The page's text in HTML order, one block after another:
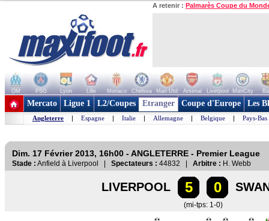
A retenir : Palmarès Coupe du
OM PSG Lyon Lille Monaco Chelsea Man Utd Arsenal Liverpool ManCity
+ de clubs
Mercato Ligue 1 L2/Coupes Etranger Coupe d'Europe Les
Angleterre | Espagne | Italie | Allemagne | Belgique | Pays-Bas
Dim. 17 Février 2013, 16h00 - ANGLETERRE - Premier League
Stade : Anfield à Liverpool | Spectateurs : 44832 | Arbitre : H. Webb
LIVERPOOL 5 0
(mi-tps: 1-0)